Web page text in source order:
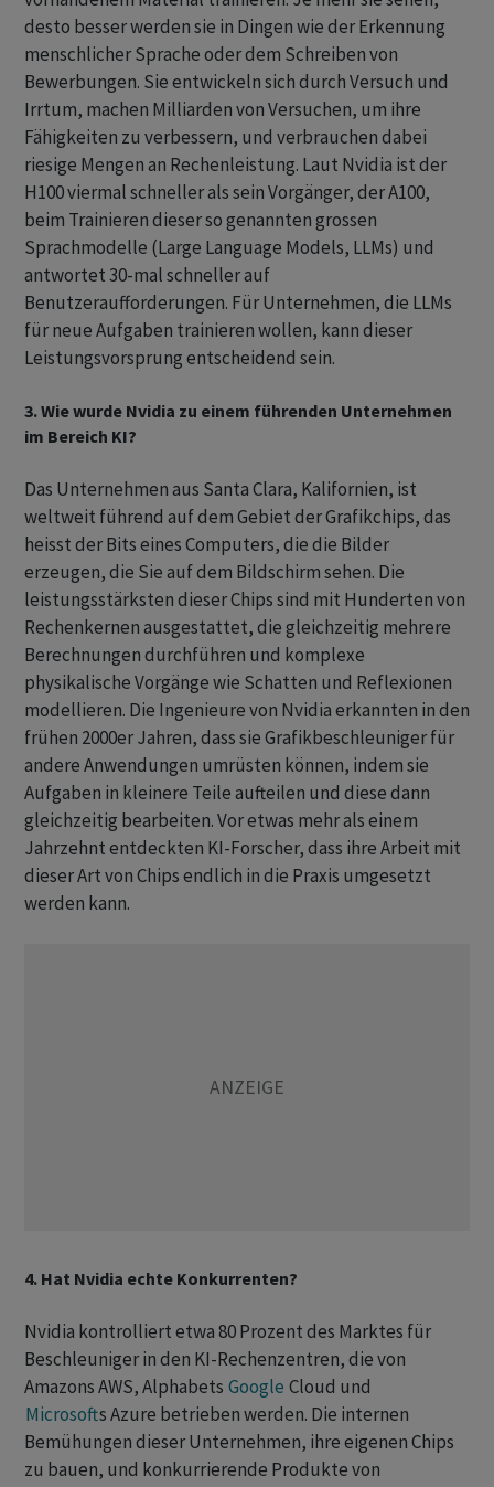
desto besser werden sie in Dingen wie der Erkennung
menschlicher Sprache oder dem Schreiben von
Bewerbungen. Sie entwickeln sich durch Versuch und
Irrtum, machen Milliarden von Versuchen, um ihre
Fähigkeiten zu verbessern, und verbrauchen dabei
riesige Mengen an Rechenleistung. Laut Nvidia ist der
H100 viermal schneller als sein Vorgänger, der A100,
beim Trainieren dieser so genannten grossen
Sprachmodelle (Large Language Models, LLMs) und
antwortet 30-mal schneller auf
Benutzeraufforderungen. Für Unternehmen, die LLMs
für neue Aufgaben trainieren wollen, kann dieser
Leistungsvorsprung entscheidend sein.
3. Wie wurde Nvidia zu einem führenden Unternehmen
im Bereich KI?
Das Unternehmen aus Santa Clara, Kalifornien, ist
weltweit führend auf dem Gebiet der Grafikchips, das
heisst der Bits eines Computers, die die Bilder
erzeugen, die Sie auf dem Bildschirm sehen. Die
leistungsstärksten dieser Chips sind mit Hunderten von
Rechenkernen ausgestattet, die gleichzeitig mehrere
Berechnungen durchführen und komplexe
physikalische Vorgänge wie Schatten und Reflexionen
modellieren. Die Ingenieure von Nvidia erkannten in den
frühen 2000er Jahren, dass sie Grafikbeschleuniger für
andere Anwendungen umrüsten können, indem sie
Aufgaben in kleinere Teile aufteilen und diese dann
gleichzeitig bearbeiten. Vor etwas mehr als einem
Jahrzehnt entdeckten KI-Forscher, dass ihre Arbeit mit
dieser Art von Chips endlich in die Praxis umgesetzt
werden kann.
4. Hat Nvidia echte Konkurrenten?
Nvidia kontrolliert etwa 80 Prozent des Marktes für
Beschleuniger in den KI-Rechenzentren, die von
Amazons AWS, Alphabets Google Cloud und
Microsofts Azure betrieben werden. Die internen
Bemühungen dieser Unternehmen, ihre eigenen Chips
zu bauen, und konkurrierende Produkte von